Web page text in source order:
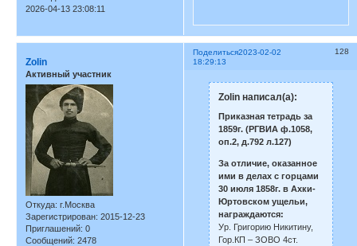
2026-04-13 23:08:11
Поделиться 128
2023-02-02
18:29:13
Zolin
Активный участник
Откуда: г.Москва
Зарегистрирован: 2015-12-23
Приглашений: 0
Сообщений: 2478
Zolin написал(а):
Приказная тетрадь за
1859г. (РГВИА ф.1058,
оп.2, д.792 л.127)
За отличие, оказанное
ими в делах с горцами
30 июля 1858г. в Ахки-
Юртовском ущельи,
награждаются:
Ур. Григорию Никитину,
Гор.КП – ЗОВО 4ст.